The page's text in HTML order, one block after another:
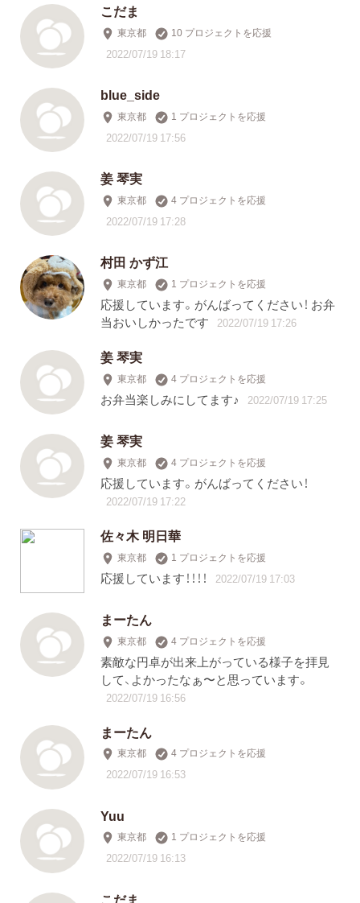
こだま
東京都 10 プロジェクトを応援
2022/07/19 18:17
blue_side
東京都 1 プロジェクトを応援
2022/07/19 17:56
姜 琴実
東京都 4 プロジェクトを応援
2022/07/19 17:28
村田 かず江
東京都 1 プロジェクトを応援
応援しています。がんばってください！ お弁
当おいしかったです
2022/07/19 17:26
姜 琴実
東京都 4 プロジェクトを応援
お弁当楽しみにしてます♪ 2022/07/19 17:25
姜 琴実
東京都 4 プロジェクトを応援
応援しています。がんばってください！
2022/07/19 17:22
佐々木 明日華
東京都 1 プロジェクトを応援
応援しています！！！！ 2022/07/19 17:03
まーたん
東京都 4 プロジェクトを応援
素敵な円卓が出来上がっている様子を拝見
して、よかったなぁ〜と思っています。
2022/07/19 16:56
まーたん
東京都 4 プロジェクトを応援
2022/07/19 16:53
Yuu
東京都 1 プロジェクトを応援
2022/07/19 16:13
こだま